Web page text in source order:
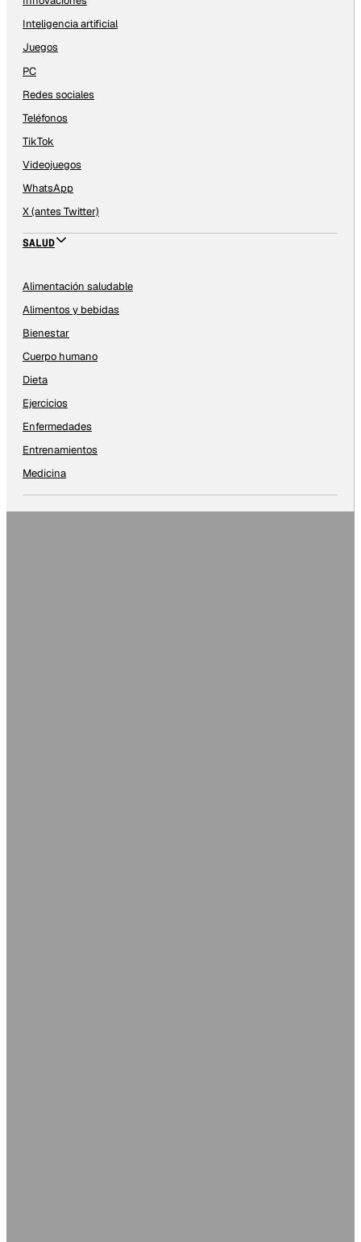
Inteligencia artificial
Juegos
PC
Redes sociales
Teléfonos
TikTok
Videojuegos
WhatsApp
X (antes Twitter)
SALUD
Alimentación saludable
Alimentos y bebidas
Bienestar
Cuerpo humano
Dieta
Ejercicios
Enfermedades
Entrenamientos
Medicina